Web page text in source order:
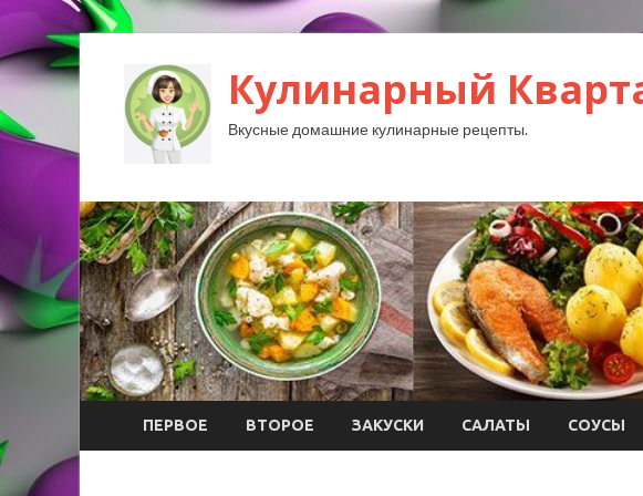
Кулинарный
Вкусные домашние кулинарные рецепты.
ПЕРВОЕ ВТОРОЕ ЗАКУСКИ САЛАТЫ СОУСЫ